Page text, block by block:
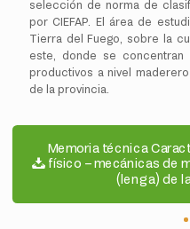
selección de norma de
por CIEFAP. El área de
Tierra del Fuego, sobre la
este, donde se
productivos a nivel
de la provincia.
Memoria técnica
físico – mecánicas de
(lenga) de